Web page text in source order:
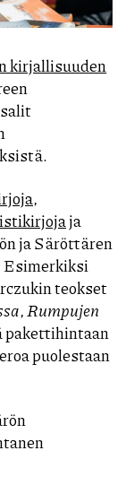
kirjallisuuden
,
ja
ja Säröttären
Esimerkiksi
teokset
,Rumpujen
pakettihintaan
puolestaan